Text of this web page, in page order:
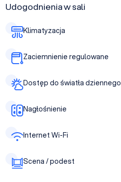
Udogodnienia w sali
Klimatyzacja
Zaciemnienie regulowane
Dostęp do światła dziennego
Nagłośnienie
Internet Wi-Fi
Scena / podest